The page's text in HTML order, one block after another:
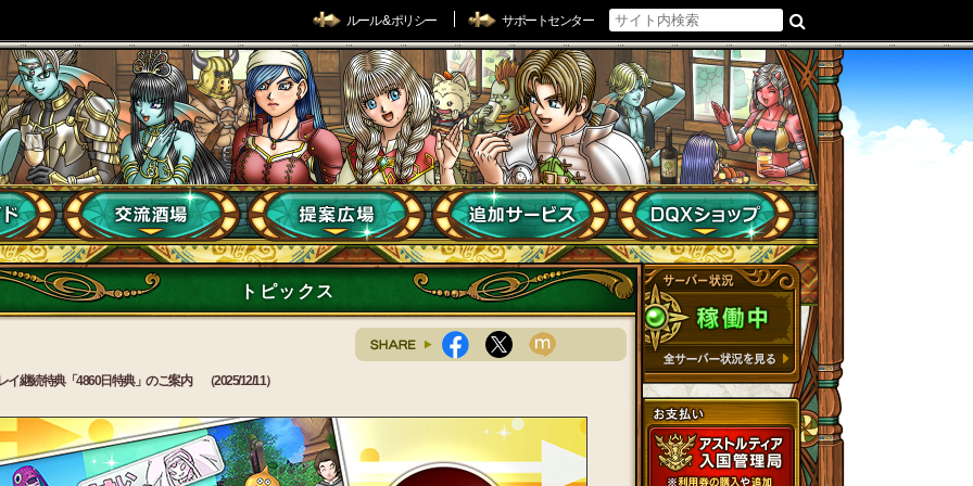
ルール & ポリシー サポートセンター
トピックス
イ継続特典「4860日特典」のご案内 （2025/12/11）